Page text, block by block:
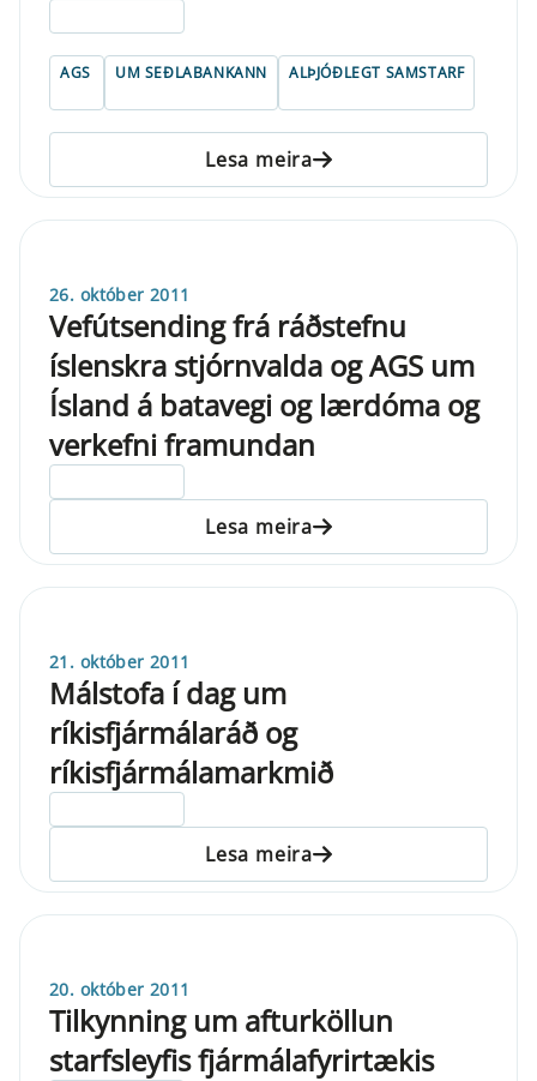
AGS UM SEÐLABANKANN ALÞJÓÐLEGT SAMSTARF
Lesa meira
26. október 2011
Vefútsending frá ráðstefnu
íslenskra stjórnvalda og AGS um
Ísland á batavegi og lærdóma og
verkefni framundan
Lesa meira
21. október 2011
Málstofa í dag um
ríkisfjármálaráð og
ríkisfjármálamarkmið
Lesa meira
20. október 2011
Tilkynning um afturköllun
starfsleyfis fjármálafyrirtækis